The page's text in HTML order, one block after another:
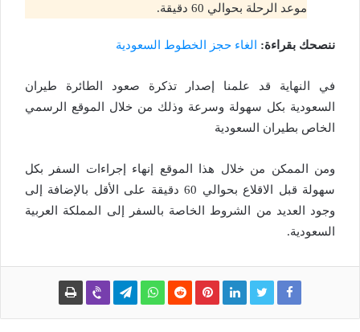
موعد الرحلة بحوالي 60 دقيقة.
ننصحك بقراءة: الغاء حجز الخطوط السعودية
في النهاية قد علمنا إصدار تذكرة صعود الطائرة طيران
السعودية بكل سهولة وسرعة وذلك من خلال الموقع الرسمي
الخاص بطيران السعودية
ومن الممكن من خلال هذا الموقع إنهاء إجراءات السفر بكل
سهولة قبل الاقلاع بحوالي 60 دقيقة على الأقل بالإضافة إلى
وجود العديد من الشروط الخاصة بالسفر إلى المملكة العربية
السعودية.